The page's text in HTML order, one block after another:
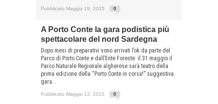
Pubblicato Maggio 19, 2015 0
A Porto Conte la gara podistica più
spettacolare del nord Sardegna
Dopo mesi di preparativi sono arrivati l’ok da parte del
Parco di Porto Conte e dall’Ente Foreste: il 31 maggio il
Parco Naturale Regionale algherese sarà teatro della
prima edizione della “Porto Conte in corsa!” suggestiva
gara...
Pubblicato Maggio 12, 2015 0